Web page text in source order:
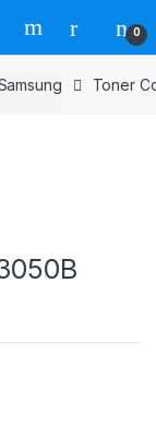
0
Toner